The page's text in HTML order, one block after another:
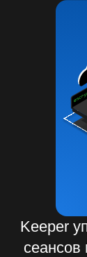
Keeper
сеансов